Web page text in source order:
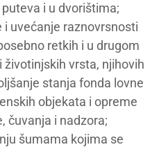
i u dvorištima;
uvećanje raznovrsnosti
retkih i u drugom
životinjskih vrsta, njihovih
stanja fonda lovne
objekata i opreme
čuvanja i nadzora;
šumama kojima se